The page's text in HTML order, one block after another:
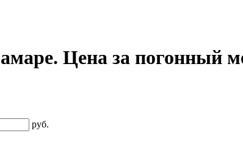
Цена за
руб.